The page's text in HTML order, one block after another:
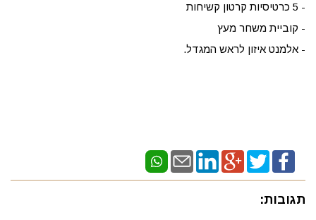
- 5 כרטיסיות קרטון קשיחות
- קוביית משחר מעץ
- אלמנט איזון לראש המגדל.
תגובות: